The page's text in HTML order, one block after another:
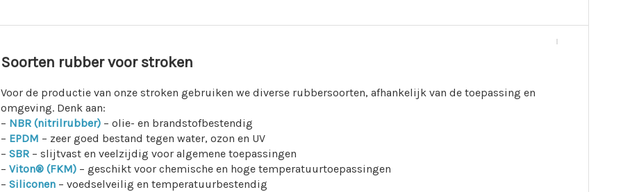
Soorten rubber voor stroken
Voor de productie van onze stroken gebruiken we diverse rubbersoorten, afhankelijk van de toepassing en
omgeving. Denk aan:
– NBR (nitrilrubber) – olie- en brandstofbestendig
– EPDM – zeer goed bestand tegen water, ozon en UV
–SBR – slijtvast en veelzijdig voor algemene toepassingen
–Viton® (FKM) – geschikt voor chemische en hoge temperatuurtoepassingen
–Siliconen – voedselveilig en temperatuurbestendig